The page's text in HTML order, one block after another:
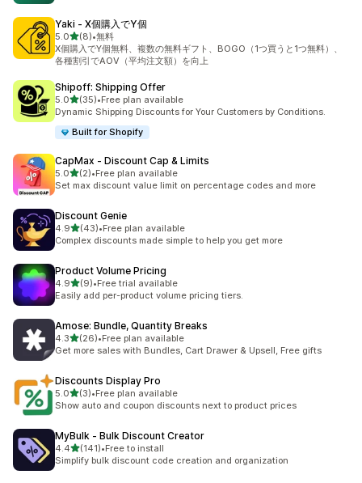
Yaki ‑ X個購入でY個
5.05つ星中
(8)
合計レビュー数：8件
•無料
X個購入でY個無料、複数の無料ギフト、BOGO（1つ買うと1つ無料）、
各種割引でAOV（平均注文額）を向上
Shipoff: Shipping Offer
5.05つ星中
(35)
合計レビュー数：35件
•Free plan available
Dynamic Shipping Discounts for Your Customers by Conditions.
Built for Shopify
CapMax ‑ Discount Cap & Limits
5.05つ星中
(2)
合計レビュー数：2件
•Free plan available
Set max discount value limit on percentage codes and more
Discount Genie
4.95つ星中
(43)
合計レビュー数：43件
•Free plan available
Complex discounts made simple to help you get more
Product Volume Pricing
4.95つ星中
(9)
合計レビュー数：9件
•Free trial available
Easily add per-product volume pricing tiers.
Amose: Bundle, Quantity Breaks
4.35つ星中
(26)
合計レビュー数：26件
•Free plan available
Get more sales with Bundles, Cart Drawer & Upsell, Free gifts
Discounts Display Pro
5.05つ星中
(3)
合計レビュー数：3件
•Free plan available
Show auto and coupon discounts next to product prices
MyBulk ‑ Bulk Discount Creator
4.45つ星中
(141)
合計レビュー数：141件
•Free to install
Simplify bulk discount code creation and organization